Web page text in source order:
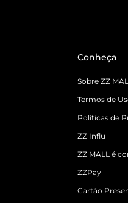
Conheça
Sobre ZZ
Termos de
Políticas de
ZZ Influ
ZZ MALL é
ZZPay
Cartão